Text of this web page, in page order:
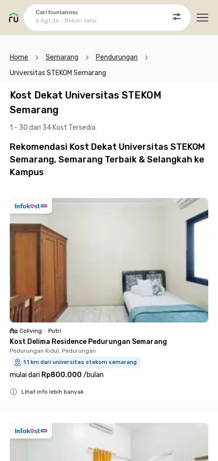
Cari hunianmu
6 Agt 26 - Belum tahu
Home Semarang
Pendurungan
Universitas STEKOM Semarang
Kost Dekat Universitas STEKOM
Semarang
1 - 30 dari 34 Kost Tersedia
Rekomendasi Kost Dekat Universitas STEKOM
Semarang, Semarang Terbaik & Selangkah ke
Kampus
Coliving • Putri
Kost Delima Residence Pedurungan Semarang
Pedurungan Kidul, Pedurungan
1.1 km dari universitas stekom semarang
mulai dari Rp800.000 /bulan
Lihat info lebih banyak